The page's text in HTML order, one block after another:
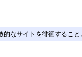
的なサイトを徘徊すること